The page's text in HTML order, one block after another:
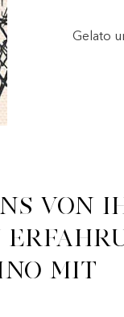
Gelato
von
mit